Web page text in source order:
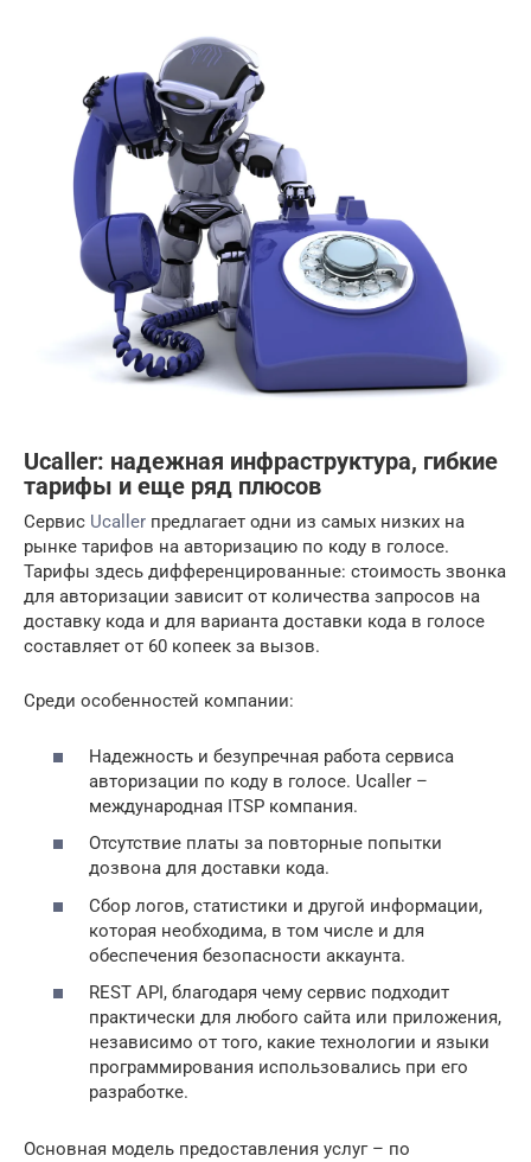
Ucaller: надежная инфраструктура, гибкие
тарифы и еще ряд плюсов
Сервис Ucaller предлагает одни из самых низких на
рынке тарифов на авторизацию по коду в голосе.
Тарифы здесь дифференцированные: стоимость звонка
для авторизации зависит от количества запросов на
доставку кода и для варианта доставки кода в голосе
составляет от 60 копеек за вызов.
Среди особенностей компании:
Надежность и безупречная работа сервиса
авторизации по коду в голосе. Ucaller –
международная ITSP компания.
Отсутствие платы за повторные попытки
дозвона для доставки кода.
Сбор логов, статистики и другой информации,
которая необходима, в том числе и для
обеспечения безопасности аккаунта.
REST API, благодаря чему сервис подходит
практически для любого сайта или приложения,
независимо от того, какие технологии и языки
программирования использовались при его
разработке.
Основная модель предоставления услуг – по